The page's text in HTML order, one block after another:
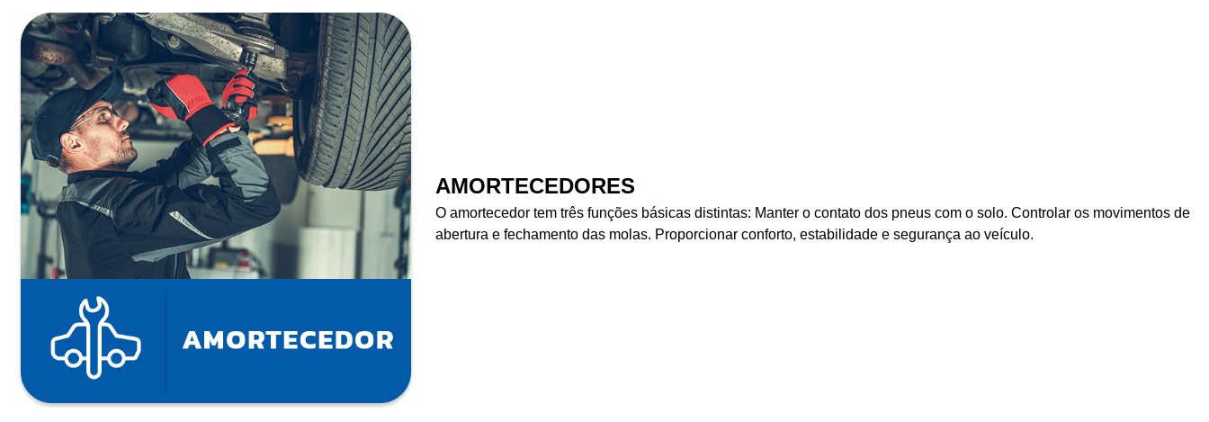
AMORTECEDORES
O amortecedor tem três funções básicas distintas: Manter o contato dos pneus com o solo. Controlar os movimentos de
abertura e fechamento das molas. Proporcionar conforto, estabilidade e segurança ao veículo.